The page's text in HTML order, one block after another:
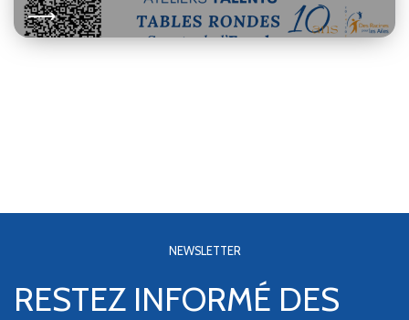
NEWSLETTER
RESTEZ INFORMÉ DES